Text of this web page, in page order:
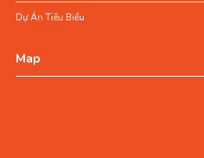
Dự Án Tiêu Biểu
Map